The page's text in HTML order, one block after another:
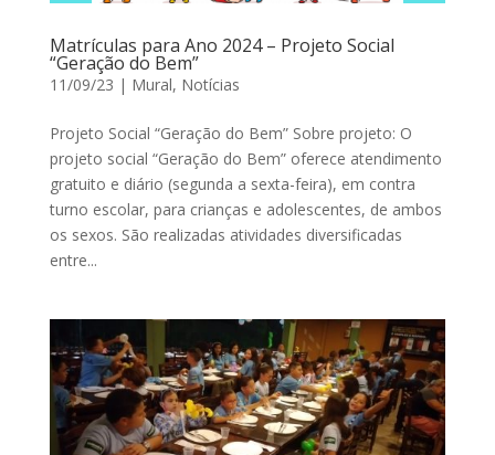
Matrículas para Ano 2024 – Projeto Social
“Geração do Bem”
11/09/23 | Mural, Notícias
Projeto Social “Geração do Bem” Sobre projeto: O
projeto social “Geração do Bem” oferece atendimento
gratuito e diário (segunda a sexta-feira), em contra
turno escolar, para crianças e adolescentes, de ambos
os sexos. São realizadas atividades diversificadas
entre...